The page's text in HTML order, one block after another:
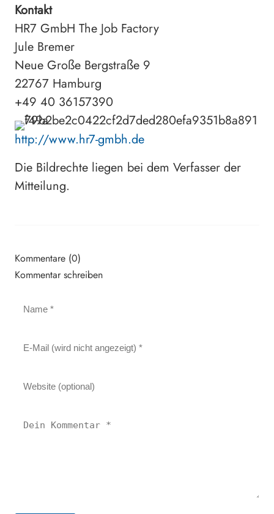
Kontakt
HR7 GmbH The Job Factory
Jule Bremer
Neue Große Bergstraße 9
22767 Hamburg
+49 40 36157390
http://www.hr7-gmbh.de
Die Bildrechte liegen bei dem Verfasser der
Mitteilung.
Kommentare (0)
Kommentar schreiben